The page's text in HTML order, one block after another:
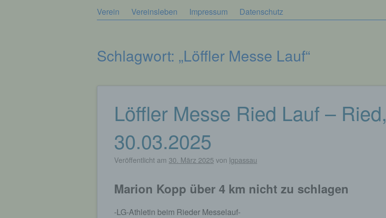
Zum
Verein Vereinsleben Impressum Datenschutz
Schlagwort: „Löffler Messe Lauf“
Beitragsnavigation
Löffler Messe Ried Lauf – Ried,
30.03.2025
Veröffentlicht am 30. März 2025 von lgpassau
Marion Kopp über 4 km nicht zu schlagen
-LG-Athletin beim Rieder Messelauf-